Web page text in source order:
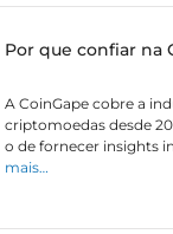
Por que confiar na
A CoinGape cobre a
criptomoedas desde
o de fornecer insights
mais…